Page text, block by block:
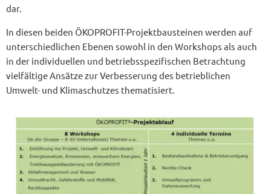
dar.
In diesen beiden ÖKOPROFIT-Projektbausteinen werden auf
unterschiedlichen Ebenen sowohl in den Workshops als auch
in der individuellen und betriebsspezifischen Betrachtung
vielfältige Ansätze zur Verbesserung des betrieblichen
Umwelt- und Klimaschutzes thematisiert.